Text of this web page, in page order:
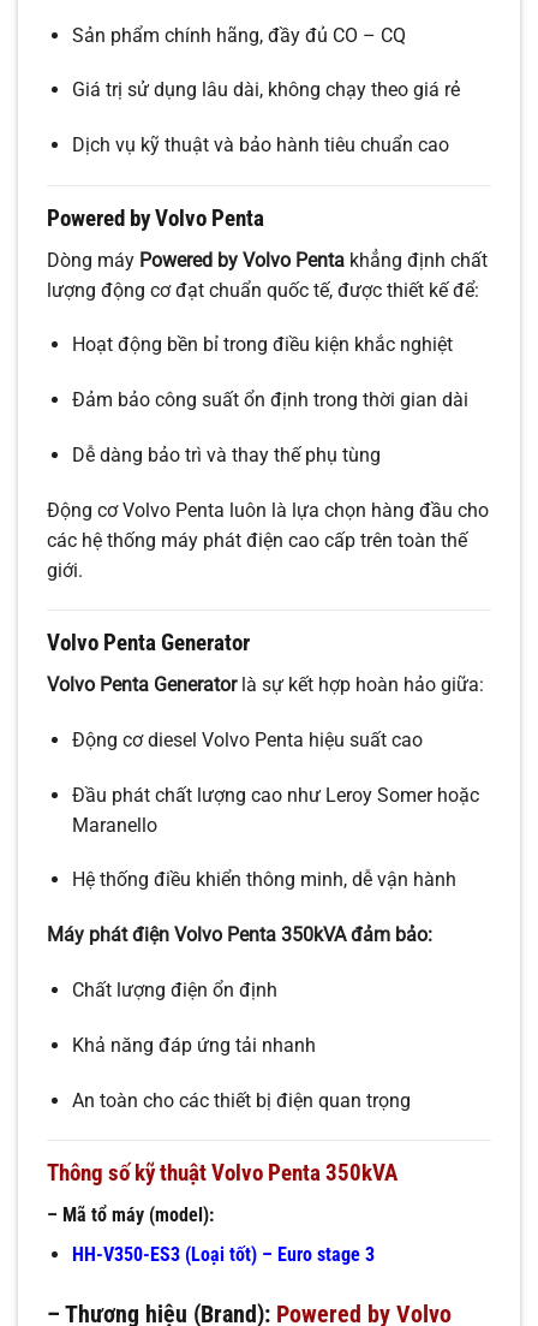
Sản phẩm chính hãng, đầy đủ CO – CQ
Giá trị sử dụng lâu dài, không chạy theo giá rẻ
Dịch vụ kỹ thuật và bảo hành tiêu chuẩn cao
Powered by Volvo Penta
Dòng máy Powered by Volvo Penta khẳng định chất
lượng động cơ đạt chuẩn quốc tế, được thiết kế để:
Hoạt động bền bỉ trong điều kiện khắc nghiệt
Đảm bảo công suất ổn định trong thời gian dài
Dễ dàng bảo trì và thay thế phụ tùng
Động cơ Volvo Penta luôn là lựa chọn hàng đầu cho
các hệ thống máy phát điện cao cấp trên toàn thế
giới.
Volvo Penta Generator
Volvo Penta Generatorlà sự kết hợp hoàn hảo giữa:
Động cơ diesel Volvo Penta hiệu suất cao
Đầu phát chất lượng cao như Leroy Somer hoặc
Maranello
Hệ thống điều khiển thông minh, dễ vận hành
Máy phát điện Volvo Penta 350kVA đảm bảo:
Chất lượng điện ổn định
Khả năng đáp ứng tải nhanh
An toàn cho các thiết bị điện quan trọng
Thông số kỹ thuật Volvo Penta 350kVA
– Mã tổ máy (model):
HH-V350-ES3 (Loại tốt) – Euro stage 3
– Thương hiệu (Brand): Powered by Volvo